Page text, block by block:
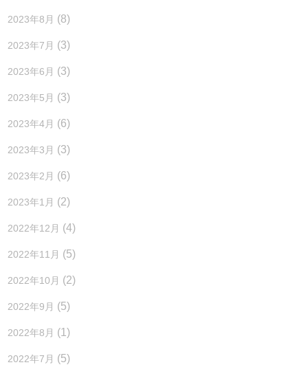
2023年8月 (8)
2023年7月 (3)
2023年6月 (3)
2023年5月 (3)
2023年4月 (6)
2023年3月 (3)
2023年2月 (6)
2023年1月 (2)
2022年12月 (4)
2022年11月 (5)
2022年10月 (2)
2022年9月 (5)
2022年8月 (1)
2022年7月 (5)